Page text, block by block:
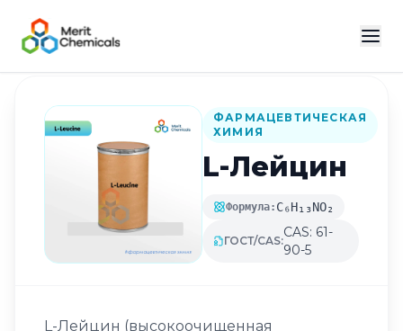
Назад в каталог
ФАРМАЦЕВТИЧЕСКАЯ
ХИМИЯ
L-Лейцин
Формула: C₆H₁₃NO₂
ГОСТ/CAS:
CAS: 61-
90-5
L-Лейцин (высокоочищенная